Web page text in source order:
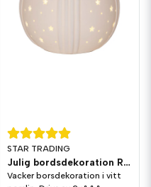
STAR TRADING
Julig bordsdekoration Rozy 14cm
Vacker borsdekoration i vitt